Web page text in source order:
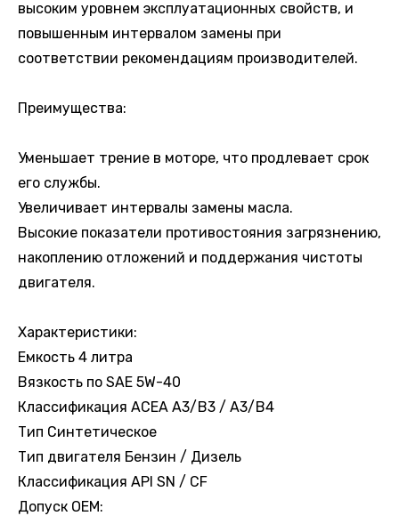
высоким уровнем эксплуатационных свойств, и
повышенным интервалом замены при
соответствии рекомендациям производителей.
Преимущества:
Уменьшает трение в моторе, что продлевает срок
его службы.
Увеличивает интервалы замены масла.
Высокие показатели противостояния загрязнению,
накоплению отложений и поддержания чистоты
двигателя.
Характеристики:
Емкость 4 литра
Вязкость по SAE 5W-40
Классификация ACEA A3/B3 / A3/B4
Тип Синтетическое
Тип двигателя Бензин / Дизель
Классификация API SN / CF
Допуск OEM: